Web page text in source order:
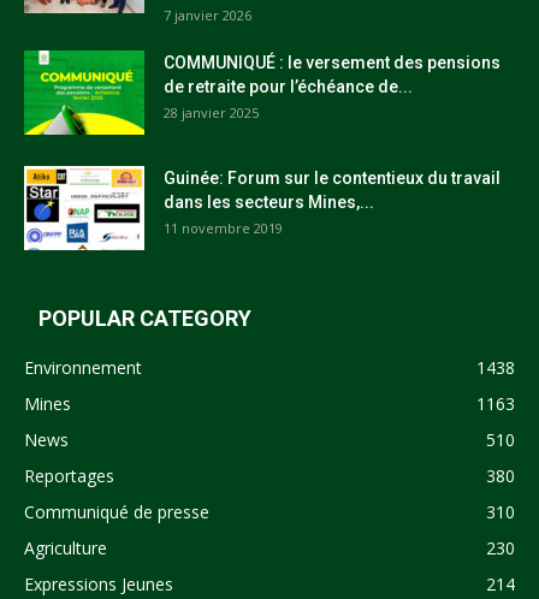
7 janvier 2026
COMMUNIQUÉ : le versement des pensions
de retraite pour l’échéance de...
28 janvier 2025
Guinée: Forum sur le contentieux du travail
dans les secteurs Mines,...
11 novembre 2019
POPULAR CATEGORY
Environnement
1438
Mines
1163
News
510
Reportages
380
Communiqué de presse
310
Agriculture
230
Expressions Jeunes
214